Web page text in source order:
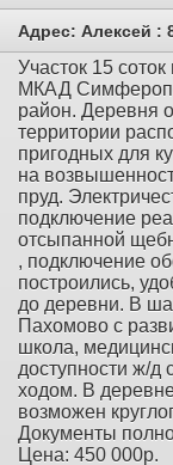
Адрес: Алексей :
Участок 15
МКАД
район. Деревня
территории
пригодных для
на
пруд.
подключение
отсыпанной
, подключение
построились,
до деревни. В
Пахомово с
школа,
доступности ж/
ходом. В
возможен
Документы
Цена: 450 000р.